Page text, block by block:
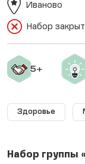
Набор закрыт
Иваново
Здоровье
Набор группы